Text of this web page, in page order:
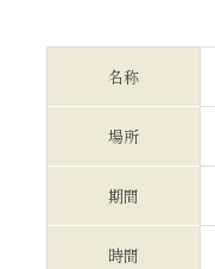
名称
場所
期間
時間